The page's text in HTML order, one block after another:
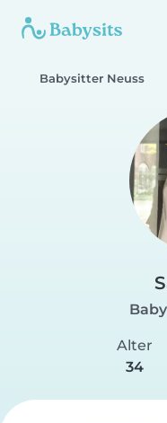
Babysitter Neuss
Alter
34